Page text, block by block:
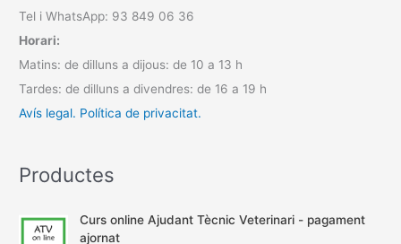
Tel i WhatsApp: 93 849 06 36
Horari:
Matins: de dilluns a dijous: de 10 a 13 h
Tardes: de dilluns a divendres: de 16 a 19 h
Avís legal. Política de privacitat.
Productes
Curs online Ajudant Tècnic Veterinari - pagament
ajornat